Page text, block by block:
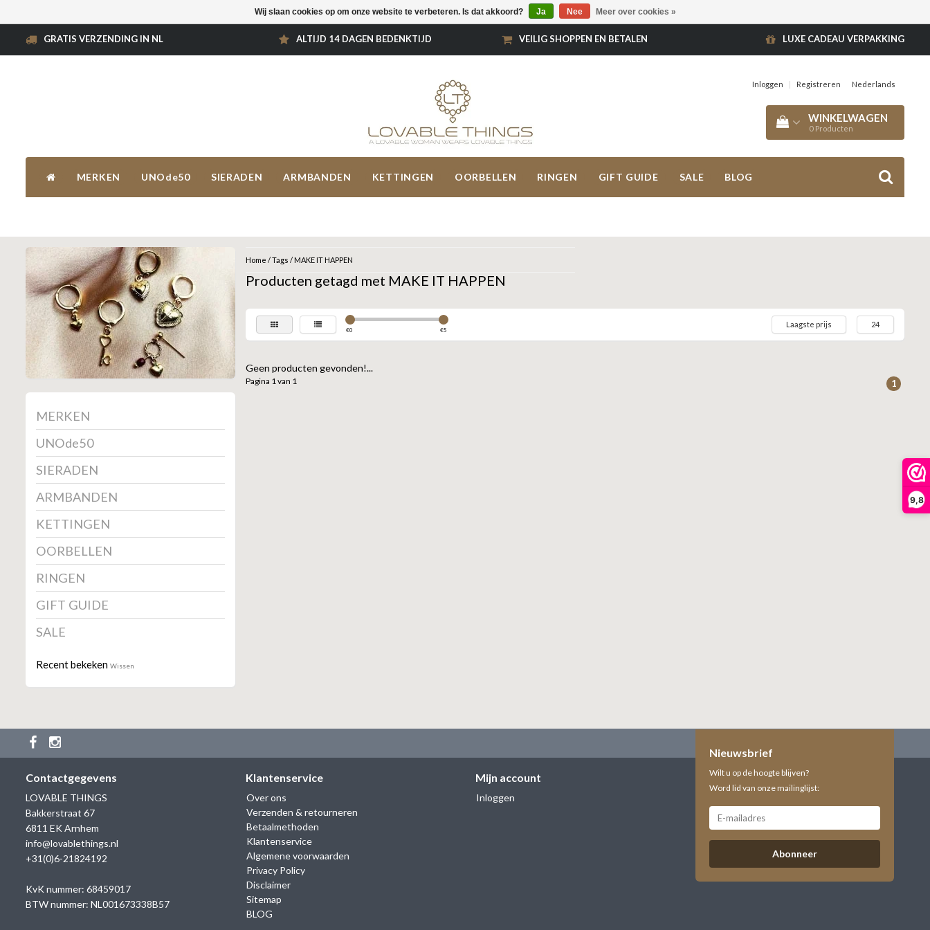
9,8
GRATIS VERZENDING IN NL ALTIJD 14 DAGEN BEDENKTIJD VEILIG SHOPPEN EN BETALEN LUXE CADEAU VERPAKKING
Inloggen | Registreren Nederlands
WINKELWAGEN
0 Producten
MERKEN UNOde50 SIERADEN ARMBANDEN KETTINGEN OORBELLEN RINGEN GIFT GUIDE SALE BLOG
MERKEN
UNOde50
SIERADEN
ARMBANDEN
KETTINGEN
OORBELLEN
RINGEN
GIFT GUIDE
SALE
Recent bekeken Wissen
Home /Tags / MAKE IT HAPPEN
Producten getagd met MAKE IT HAPPEN
€0 €5
Laagste prijs 24
Geen producten gevonden!...
Pagina 1 van 1 1
Contactgegevens
LOVABLE THINGS
Bakkerstraat 67
6811 EK Arnhem
info@lovablethings.nl
+31(0)6-21824192
KvK nummer: 68459017
BTW nummer: NL001673338B57
Klantenservice
Over ons
Verzenden & retourneren
Betaalmethoden
Klantenservice
Algemene voorwaarden
Privacy Policy
Disclaimer
Sitemap
BLOG
Mijn account
Inloggen
Nieuwsbrief
Wilt u op de hoogte blijven?
Word lid van onze mailinglijst:
Abonneer
Wij slaan cookies op om onze website te verbeteren. Is dat akkoord? Ja Nee Meer over cookies »